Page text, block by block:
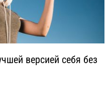
версией себя без